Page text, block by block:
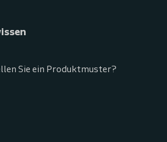
Sie ein Produktmuster?